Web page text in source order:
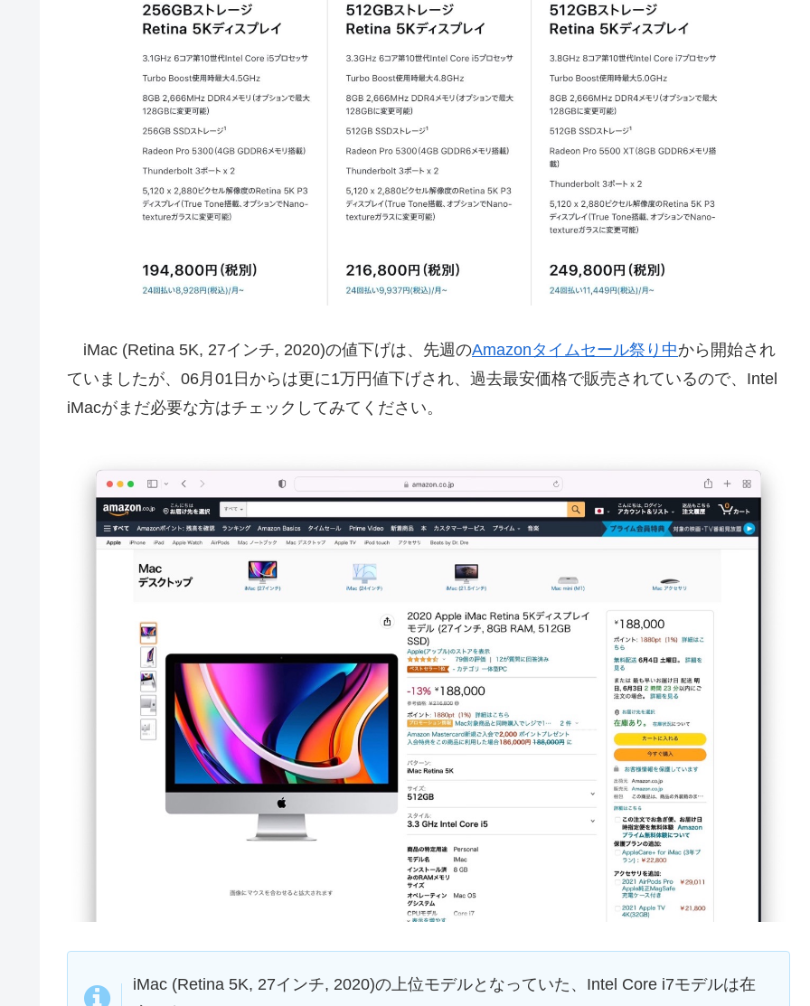
iMac (Retina 5K, 27インチ, 2020)の値下げは、先週のAmazonタイムセール祭り中から開始され
ていましたが、06月01日からは更に1万円値下げされ、過去最安価格で販売されているので、Intel
iMacがまだ必要な方はチェックしてみてください。
iMac (Retina 5K, 27インチ, 2020)の上位モデルとなっていた、Intel Core i7モデルは在